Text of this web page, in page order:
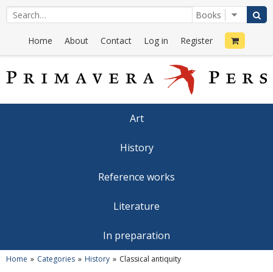
Home About Contact Log in Register
Art
History
Reference works
Literature
In preparation
Home Categories History Classical antiquity